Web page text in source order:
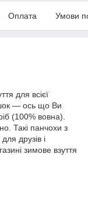
Оплата Умови
для всієї
— ось що Ви
(100% вовна).
Такі панчохи з
друзів і
зимове взуття